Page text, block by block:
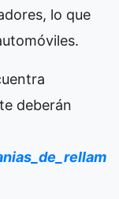
lo que
deberán